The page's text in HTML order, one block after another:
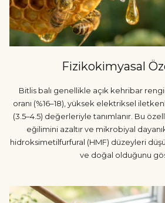
Fizikokimyasal
Bitlis balı genellikle açık kehribar
oranı (%16–18), yüksek elektriksel
(3.5–4.5) değerleriyle tanımlanır. Bu
eğilimini azaltır ve mikrobiyal
hidroksimetilfurfural (HMF) düzeyleri
ve doğal olduğunu